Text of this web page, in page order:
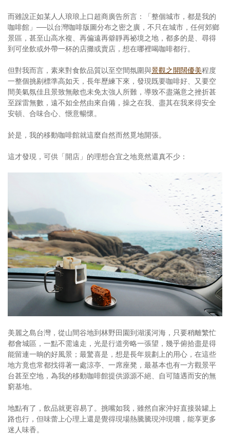
而雖說正如某人人琅琅上口超商廣告所言：「整個城市，都是我的
咖啡館」──以台灣咖啡版圖分布之密之廣，不只在城市，任何郊鄉
景區，甚至山高水複、再偏遠再僻靜再祕境之地，都多的是、尋得
到可坐飲或外帶一杯的店攤或賣店，想在哪裡喝咖啡都行。
但對我而言，素來對食飲品質以至空間氛圍與景觀之開闊優美程度
一整個挑剔標準高如天，長年歷練下來，發現既要咖啡好、又要空
間美氣氛佳且景致無敵也未免太強人所難，導致不盡滿意之挫折甚
至踩雷無數，遠不如全然由來自備，操之在我、盡其在我來得安全
安頓、合味合心、愜意暢懷。
於是，我的移動咖啡館就這麼自然而然覓地開張。
這才發現，可供「開店」的理想合宜之地竟然還真不少：
美麗之島台灣，從山間谷地到林野田園到湖溪河海，只要稍離繁忙
都會城區，一點不需遠走，光是行道旁略一張望，幾乎俯拾盡是得
能留連一晌的好風景；最驚喜是，想是長年規劃上的用心，在這些
地方竟也常都找得著一處涼亭、一席座凳，最基本也有一方觀景平
台甚至空地，為我的移動咖啡館提供源源不絕、自可隨遇而安的無
窮基地。
地點有了，飲品就更容易了。挑嘴如我，雖然自家沖好直接裝罐上
路也行，但味蕾上心理上還是覺得現場熱騰騰現沖現嚐，能享更多
迷人味香。